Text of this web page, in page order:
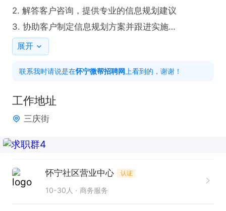
2. 解答客户咨询，提供专业的信息规划建议
3. 协助客户制定信息规划方案并跟进实施
4. 定期回访客户，维护良好的客户关系
上班时间：8：20—11点，2：30—5：00
福利待遇：固定工资3500，福利待遇+节假日福利
感兴趣的话，请投递简历后直接拨打电话联系吧!
展开
联系我时请说是在怀宁微帮招聘网 上看到的，谢谢！
工作地址
三庆街
怀宁社区营业中心 认证
10-30人 商务服务